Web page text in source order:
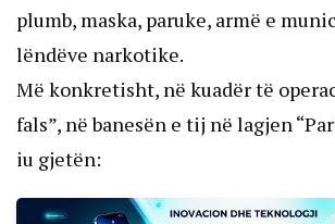
plumb, maska, paruke, armë e
lëndëve narkotike.
Më konkretisht, në kuadër të
fals”, në banesën e tij në lagjen
iu gjetën: